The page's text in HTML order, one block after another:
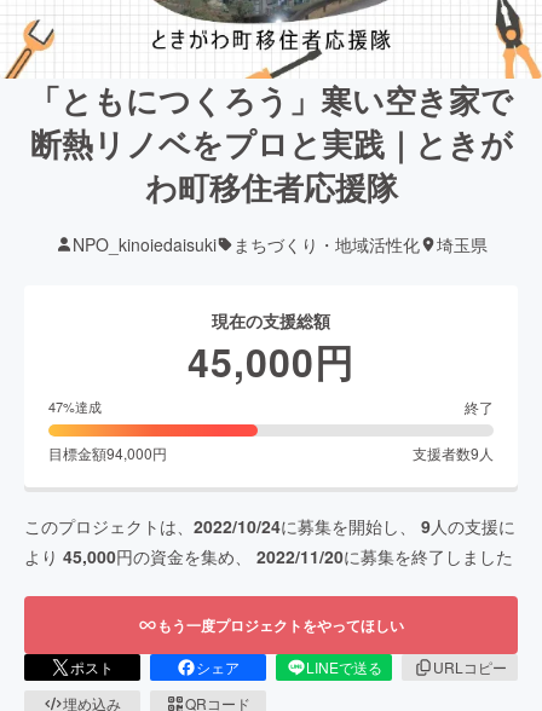
「ともにつくろう」寒い空き家で
断熱リノベをプロと実践｜ときが
わ町移住者応援隊
NPO_kinoiedaisuki まちづくり・地域活性化 埼玉県
現在の支援総額
45,000円
47%達成 終了
目標金額94,000円 支援者数9 人
このプロジェクトは、 2022/10/24に募集を開始し、 9人の支援に
より 45,000円の資金を集め、 2022/11/20に募集を終了しました
もう一度プロジェクトをやってほしい
ポスト シェア LINEで送る
URLコピー
埋め込み
QRコード